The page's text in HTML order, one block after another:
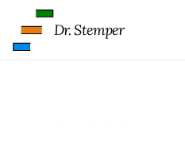
Dr. Stemper